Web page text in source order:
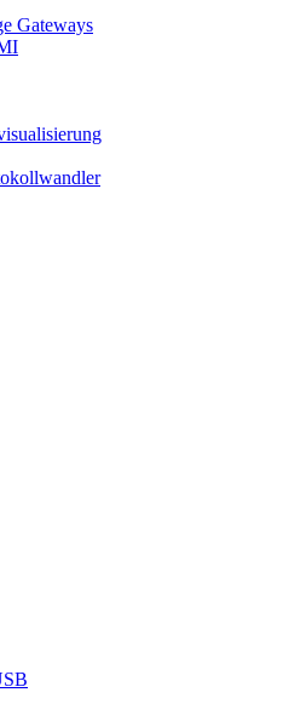
Gateways